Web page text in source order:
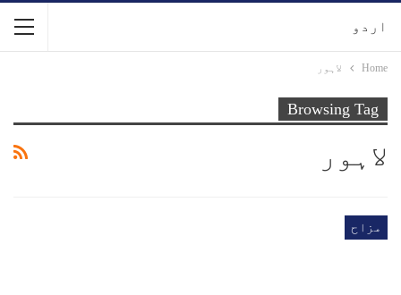
اردو
Home لاہور
Browsing Tag
لاہور
مزاح